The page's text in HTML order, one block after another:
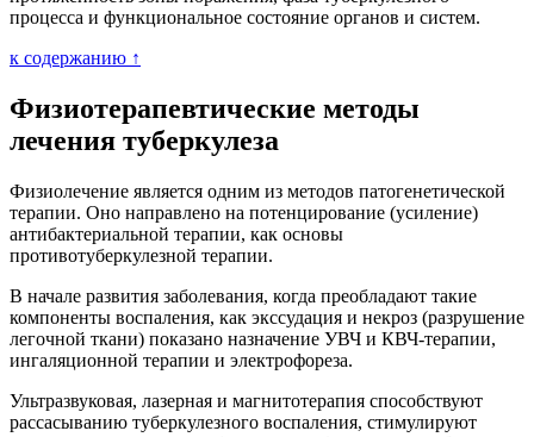
процесса и функциональное состояние органов и систем.
к содержанию ↑
Физиотерапевтические методы
лечения туберкулеза
Физиолечение является одним из методов патогенетической
терапии. Оно направлено на потенцирование (усиление)
антибактериальной терапии, как основы
противотуберкулезной терапии.
В начале развития заболевания, когда преобладают такие
компоненты воспаления, как экссудация и некроз (разрушение
легочной ткани) показано назначение УВЧ и КВЧ-терапии,
ингаляционной терапии и электрофореза.
Ультразвуковая, лазерная и магнитотерапия способствуют
рассасыванию туберкулезного воспаления, стимулируют